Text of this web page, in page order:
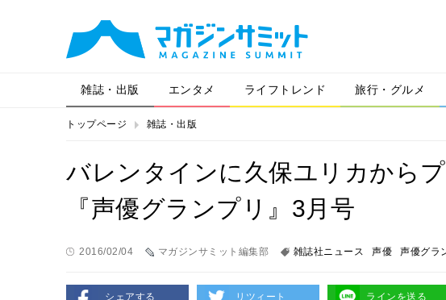
雑誌・出版 エンタメ ライフトレンド 旅行・グルメ
トップページ 雑誌・出版
バレンタインに久保ユリカから
『声優グランプリ』3月号
2016/02/04 マガジンサミット編集部 雑誌社ニュース 声優 声優グラ
シェアする リツィート ラインを送る